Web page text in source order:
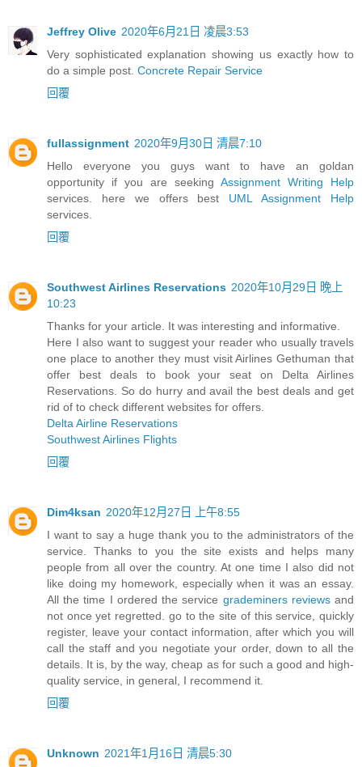
Jeffrey Olive 2020年6月21日 凌晨3:53
Very sophisticated explanation showing us exactly how to
do a simple post. Concrete Repair Service
回覆
fullassignment 2020年9月30日 清晨7:10
Hello everyone you guys want to have an goldan
opportunity if you are seeking Assignment Writing Help
services. here we offers best UML Assignment Help
services.
回覆
Southwest Airlines Reservations 2020年10月29日 晚上
10:23
Thanks for your article. It was interesting and informative.
Here I also want to suggest your reader who usually travels
one place to another they must visit Airlines Gethuman that
offer best deals to book your seat on Delta Airlines
Reservations. So do hurry and avail the best deals and get
rid of to check different websites for offers.
Delta Airline Reservations
Southwest Airlines Flights
回覆
Dim4ksan 2020年12月27日 上午8:55
I want to say a huge thank you to the administrators of the
service. Thanks to you the site exists and helps many
people from all over the country. At one time I also did not
like doing my homework, especially when it was an essay.
All the time I ordered the service grademiners reviewsand
not once yet regretted. go to the site of this service, quickly
register, leave your contact information, after which you will
call the staff and you negotiate your order, down to all the
details. It is, by the way, cheap as for such a good and high-
quality service, in general, I recommend it.
回覆
Unknown 2021年1月16日 清晨5:30